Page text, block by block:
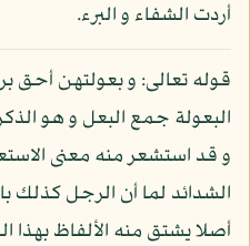
أردت الشفاء و البرء.
قوله تعالى: و بعولتهن أحق
البعولة جمع البعل و هو
و قد استشعر منه معنى
الشدائد لما أن الرجل كذلك
أصلا يشتق منه الألفاظ بهذا